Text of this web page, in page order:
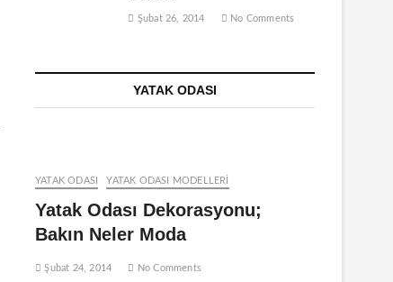
Şubat 26, 2014 No Comments
YATAK ODASI
YATAK ODASI YATAK ODASI MODELLERI
Yatak Odası Dekorasyonu;
Bakın Neler Moda
Şubat 24, 2014 No Comments